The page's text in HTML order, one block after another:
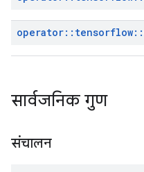
operator:: tensorflow::
सार्वजनिक गुण
संचालन